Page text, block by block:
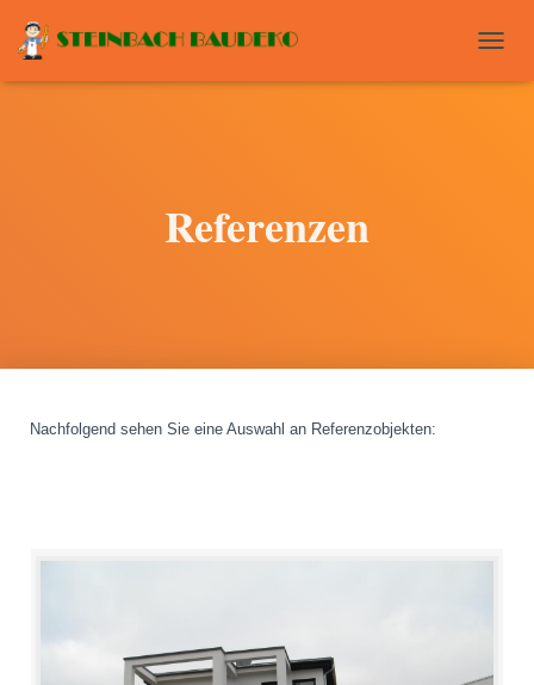
O
Referenzen
Nachfolgend sehen Sie eine Auswahl an Referenzobjekten: